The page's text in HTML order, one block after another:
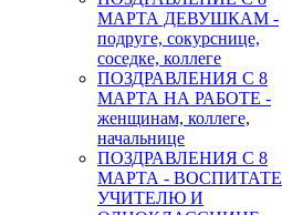
МАРТА ДЕВУШКАМ -
подруге, сокурснице,
соседке, коллеге
ПОЗДРАВЛЕНИЯ С 8
МАРТА НА РАБОТЕ -
женщинам, коллеге,
начальнице
ПОЗДРАВЛЕНИЯ С 8
МАРТА -
УЧИТЕЛЮ И